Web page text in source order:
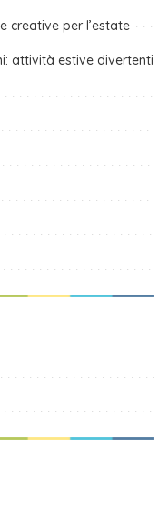
creative per l’estate
attività estive divertenti